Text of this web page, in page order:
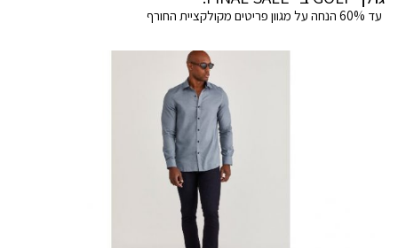
עד 60% הנחה על מגוון פריטים מקולקציית החורף